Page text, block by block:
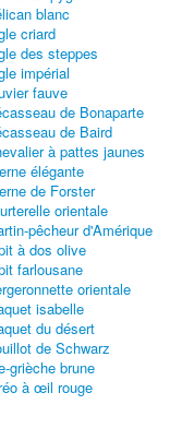
blanc
criard
des steppes
impérial
fauve
de Bonaparte
de Baird
à pattes jaunes
élégante
de Forster
orientale
pêcheur d'Amérique
à dos olive
farlousane
orientale
isabelle
du désert
de Schwarz
grièche brune
à œil rouge